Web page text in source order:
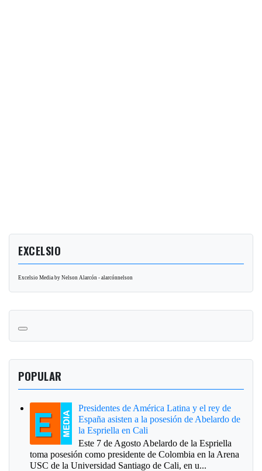
EXCELSIO
Excelsio Media by Nelson Alarcón - alarcónnelson
POPULAR
Presidentes de América Latina y el rey de
España asisten a la posesión de Abelardo de
la Espriella en Cali
Este 7 de Agosto Abelardo de la Espriella
toma posesión como presidente de Colombia en la Arena
USC de la Universidad Santiago de Cali, en u...